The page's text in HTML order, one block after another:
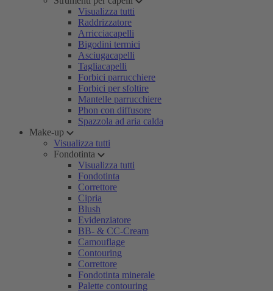
Visualizza tutti
Raddrizzatore
Arricciacapelli
Bigodini termici
Asciugacapelli
Tagliacapelli
Forbici parrucchiere
Forbici per sfoltire
Mantelle parrucchiere
Phon con diffusore
Spazzola ad aria calda
Make-up
Visualizza tutti
Fondotinta
Visualizza tutti
Fondotinta
Correttore
Cipria
Blush
Evidenziatore
BB- & CC-Cream
Camouflage
Contouring
Correttore
Fondotinta minerale
Palette contouring